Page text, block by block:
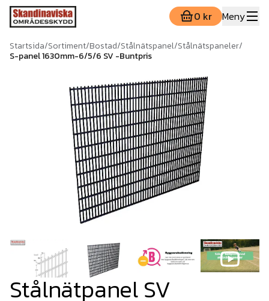
0 kr Meny
Startsida/Sortiment/Bostad/Stålnätspanel/Stålnätspaneler/
S-panel 1630mm-6/5/6 SV -Buntpris
Stålnätpanel SV